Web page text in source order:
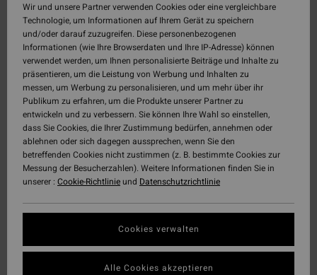
Wir und unsere Partner verwenden Cookies oder eine vergleichbare
Technologie, um Informationen auf Ihrem Gerät zu speichern
und/oder darauf zuzugreifen. Diese personenbezogenen
Informationen (wie Ihre Browserdaten und Ihre IP-Adresse) können
verwendet werden, um Ihnen personalisierte Beiträge und Inhalte zu
präsentieren, um die Leistung von Werbung und Inhalten zu
messen, um Werbung zu personalisieren, und um mehr über ihr
Publikum zu erfahren, um die Produkte unserer Partner zu
entwickeln und zu verbessern. Sie können Ihre Wahl so einstellen,
dass Sie Cookies, die Ihrer Zustimmung bedürfen, annehmen oder
ablehnen oder sich dagegen aussprechen, wenn Sie den
betreffenden Cookies nicht zustimmen (z. B. bestimmte Cookies zur
Messung der Besucherzahlen). Weitere Informationen finden Sie in
unserer : Cookie-Richtlinieund Datenschutzrichtlinie
Cookies verwalten
Alle Cookies akzeptieren